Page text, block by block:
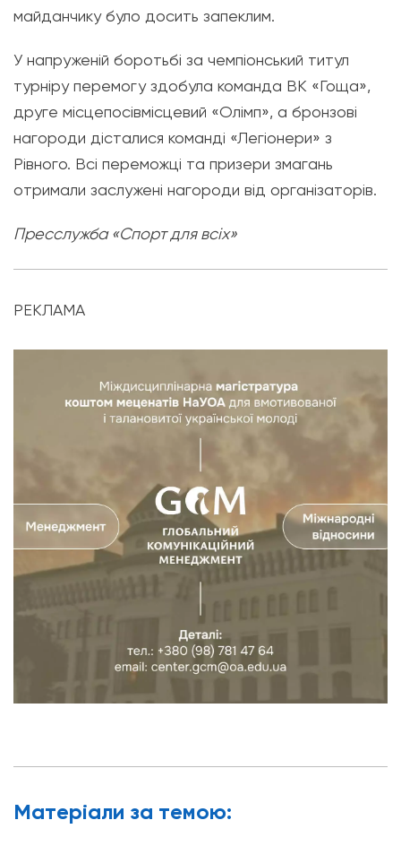
майданчику було досить запеклим.
У напруженій боротьбі за чемпіонський титул
турніру перемогу здобула команда ВК «Гоща»,
друге місцепосівмісцевий «Олімп», а бронзові
нагороди дісталися команді «Легіонери» з
Рівного. Всі переможці та призери змагань
отримали заслужені нагороди від організаторів.
Пресслужба «Спорт для всіх»
РЕКЛАМА
Матерiали за темою: